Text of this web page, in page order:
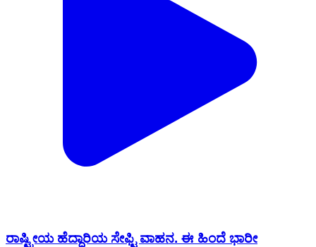
ರಾಷ್ಟ್ರೀಯ ಹೆದ್ದಾರಿಯ ಸೇಫ್ಟಿ ವಾಹನ. ಈ ಹಿಂದೆ ಭಾರೀ